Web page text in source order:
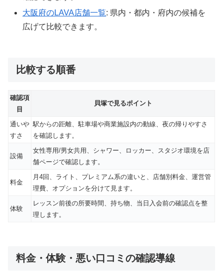
大阪府のLAVA店舗一覧: 県内・都内・府内の候補を
広げて比較できます。
比較する順番
確認項
目
貝塚で見るポイント
通いや
すさ
駅からの距離、駐車場や商業施設内の動線、夜の帰りやすさ
を確認します。
設備
女性専用/男女共用、シャワー、ロッカー、スタジオ環境を店
舗ページで確認します。
料金
月4回、ライト、プレミアム系の違いと、店舗別料金、運営管
理費、オプションを分けて見ます。
体験
レッスン前後の所要時間、持ち物、当日入会前の確認点を整
理します。
料金・体験・悪い口コミの確認導線